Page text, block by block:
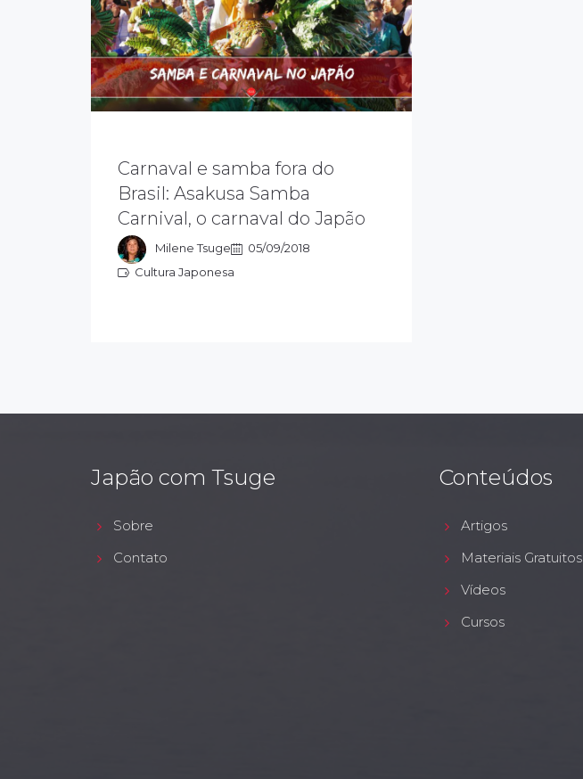
Carnaval e samba fora do
Brasil: Asakusa Samba
Carnival, o carnaval do Japão
Milene Tsuge
05/09/2018
Cultura Japonesa
O Asakusa samba carnival que recria
o carnaval do Rio de Janeiro em
Tóquio, atrai meio milhão de pessoas
todos os anos e já tomou conta do
coração dos japoneses e visitantes
Japão com Tsuge
Sobre
Contato
Conteúdos
Artigos
Materiais Gratuitos
Vídeos
Cursos